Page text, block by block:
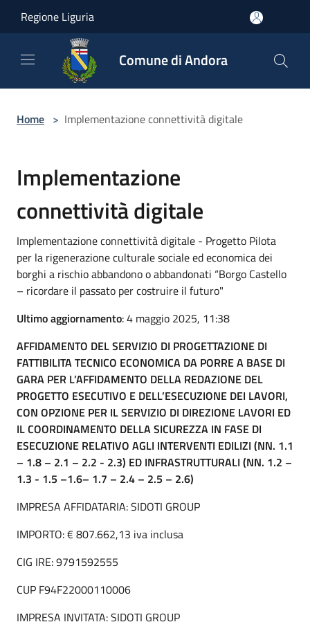
Regione Liguria
Comune di Andora
Home > Implementazione connettività digitale
Implementazione
connettività digitale
Implementazione connettività digitale - Progetto Pilota
per la rigenerazione culturale sociale ed economica dei
borghi a rischio abbandono o abbandonati “Borgo Castello
– ricordare il passato per costruire il futuro"
Ultimo aggiornamento: 4 maggio 2025, 11:38
AFFIDAMENTO DEL SERVIZIO DI PROGETTAZIONE DI
FATTIBILITA TECNICO ECONOMICA DA PORRE A BASE DI
GARA PER L’AFFIDAMENTO DELLA REDAZIONE DEL
PROGETTO ESECUTIVO E DELL’ESECUZIONE DEI LAVORI,
CON OPZIONE PER IL SERVIZIO DI DIREZIONE LAVORI ED
IL COORDINAMENTO DELLA SICUREZZA IN FASE DI
ESECUZIONE RELATIVO AGLI INTERVENTI EDILIZI (NN. 1.1
– 1.8 – 2.1 – 2.2 - 2.3) ED INFRASTRUTTURALI (NN. 1.2 –
1.3 - 1.5 –1.6– 1.7 – 2.4 – 2.5 – 2.6)
IMPRESA AFFIDATARIA: SIDOTI GROUP
IMPORTO: € 807.662,13 iva inclusa
CIG IRE: 9791592555
CUP F94F22000110006
IMPRESA INVITATA: SIDOTI GROUP